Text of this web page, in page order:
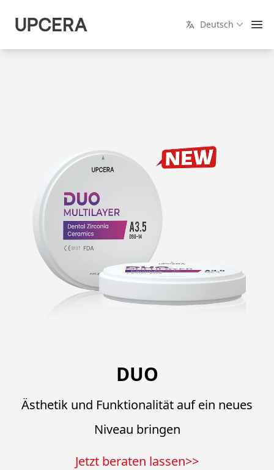
Deutsch
DUO
Ästhetik und Funktionalität auf ein neues
Niveau bringen
Jetzt beraten lassen>>